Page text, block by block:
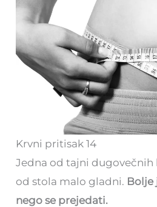
Krvni pritisak 14
Jedna od tajni dugovečnih
od stola malo gladni. Bolje
nego se prejedati.